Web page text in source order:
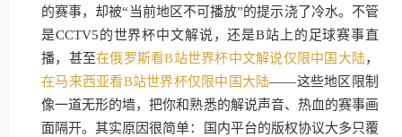
的赛事，却被“当前地区不可播放”的提示浇了冷水。不管
是CCTV5的世界杯中文解说，还是B站上的足球赛事直
播，甚至在俄罗斯看B站世界杯中文解说仅限中国大陆，
在马来西亚看B站世界杯仅限中国大陆——这些地区限制
像一道无形的墙，把你和熟悉的解说声音、热血的赛事画
面隔开。其实原因很简单：国内平台的版权协议大多只覆